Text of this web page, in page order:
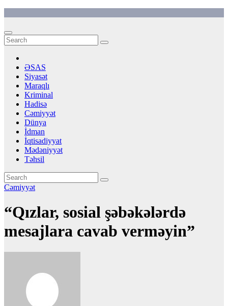
content
ƏSAS
Siyasət
Maraqlı
Kriminal
Hadisə
Cəmiyyət
Dünya
İdman
İqtisadiyyat
Mədəniyyət
Təhsil
Cəmiyyət
“Qızlar, sosial şəbəkələrdə
mesajlara cavab verməyin”